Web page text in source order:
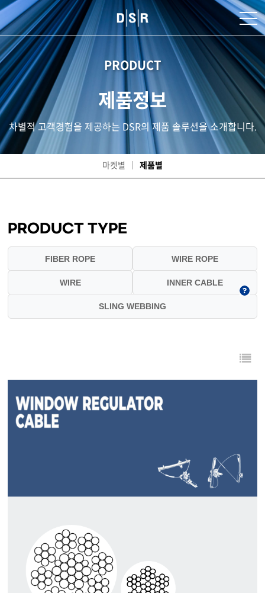
PRODUCT
제품정보
차별적 고객경험을 제공하는 DSR의 제품 솔루션을 소개합니다.
마켓별 제품별
PRODUCT TYPE
FIBER ROPE WIRE ROPE
WIRE INNER CABLE
SLING WEBBING